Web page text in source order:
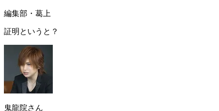
編集部・葛上
証明というと？
鬼龍院さん